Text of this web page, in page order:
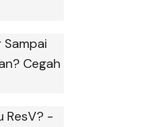
Sampai
Cegah
ResV? -